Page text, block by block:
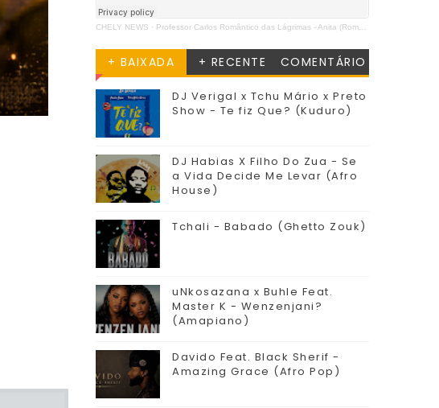
CHELY NEWS · Professor Carlos Romântico das Lágrimas - Anita (Romântica)
+ BAIXADA + RECENTE COMENTÁRIO
DJ Verigal x Tchu Mário x Preto
Show - Te fiz Que? (Kuduro)
DJ Habias X Filho Do Zua - Se
a Vida Decide Me Levar (Afro
House)
Tchali - Babado (Ghetto Zouk)
uNkosazana x Buhle Feat.
Master K - Wenzenjani?
(Amapiano)
Davido Feat. Black Sherif -
Amazing Grace (Afro Pop)